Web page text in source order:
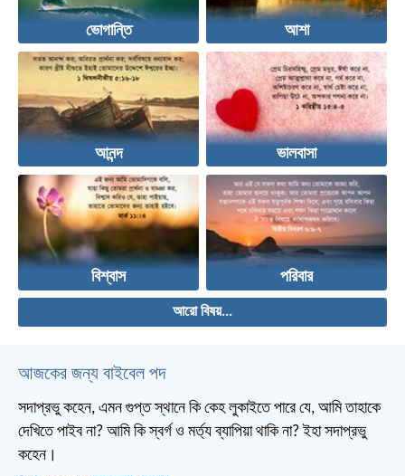
ভোগান্তি আশা
আনন্দ ভালবাসা
বিশ্বাস পরিবার
আরো বিষয়...
আজকের জন্য বাইবেল পদ
সদাপ্রভু কহেন, এমন গুপ্ত স্থানে কি কেহ লুকাইতে পারে যে, আমি তাহাকে
দেখিতে পাইব না? আমি কি স্বর্গ ও মর্ত্য ব্যাপিয়া থাকি না? ইহা সদাপ্রভু
কহেন।